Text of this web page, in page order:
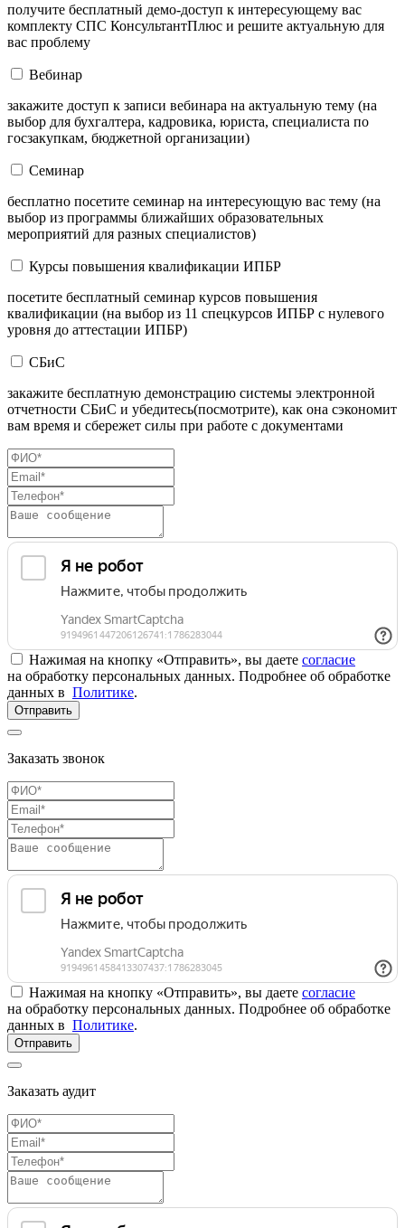
получите бесплатный демо-доступ к интересующему вас
комплекту СПС КонсультантПлюс и решите актуальную для
вас проблему
Вебинар
закажите доступ к записи вебинара на актуальную тему (на
выбор для бухгалтера, кадровика, юриста, специалиста по
госзакупкам, бюджетной организации)
Семинар
бесплатно посетите семинар на интересующую вас тему (на
выбор из программы ближайших образовательных
мероприятий для разных специалистов)
Курсы повышения квалификации ИПБР
посетите бесплатный семинар курсов повышения
квалификации (на выбор из 11 спецкурсов ИПБР с нулевого
уровня до аттестации ИПБР)
СБиС
закажите бесплатную демонстрацию системы электронной
отчетности СБиС и убедитесь(посмотрите), как она сэкономит
вам время и сбережет силы при работе с документами
Нажимая на кнопку «Отправить», вы даете согласие
на обработку персональных данных. Подробнее об обработке
данных в Политике.
Отправить
Заказать звонок
Нажимая на кнопку «Отправить», вы даете согласие
на обработку персональных данных. Подробнее об обработке
данных в Политике.
Отправить
Заказать аудит